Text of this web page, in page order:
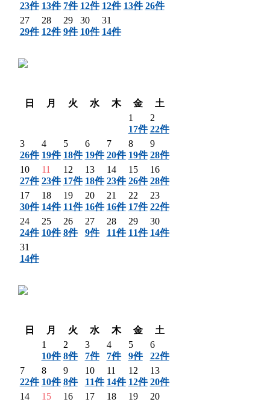
23件 13件 7件 12件 12件 13件 26件
27
29件
28
12件
29
9件
30
10件
31
14件
日
月 火 水 木 金
土
1
17件
2
22件
3
26件
4
19件
5
18件
6
19件
7
20件
8
19件
9
28件
10
27件
11
23件
12
17件
13
18件
14
23件
15
26件
16
28件
17
30件
18
14件
19
11件
20
16件
21
16件
22
17件
23
22件
24
24件
25
10件
26
8件
27
9件
28
11件
29
11件
30
14件
31
14件
日
月 火 水 木 金
土
1
10件
2
8件
3
7件
4
7件
5
9件
6
22件
7
22件
8
10件
9
8件
10
11件
11
14件
12
12件
13
20件
14
15 16 17 18 19 20